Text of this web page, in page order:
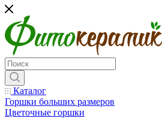
Каталог
Горшки больших размеров
Цветочные горшки